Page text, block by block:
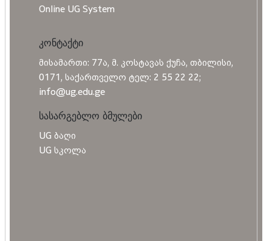
Online UG System
კონტაქტი
მისამართი: 77ა, მ. კოსტავას ქუჩა, თბილისი,
0171, საქართველო ტელ: 2 55 22 22;
info@ug.edu.ge
სასარგებლო ბმულები
UG ბაღი
UG სკოლა